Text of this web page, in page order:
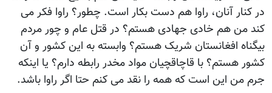
در کنار آنان، راوا هم دست بکار است. چطور؟ راوا فکر می
کند من هم خادی جهادی هستم؟ در قتل عام و چور مردم
بيگناه افغانستان شريک هستم؟ وابسته به اين کشور و آن
کشور هستم؟ با قاچاقچيان مواد مخدر رابطه دارم؟ يا اينکه
جرم من اين است که همه را نقد می کنم حتا اگر راوا باشد.